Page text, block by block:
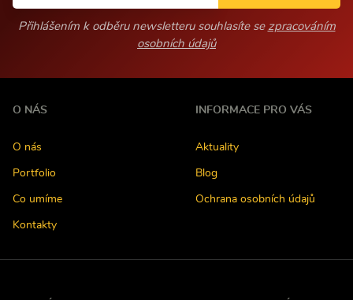
Přihlášením k odběru newsletteru souhlasíte se zpracováním
osobních údajů
O NÁS
O nás
Portfolio
Co umíme
Kontakty
INFORMACE PRO VÁS
Aktuality
Blog
Ochrana osobních údajů